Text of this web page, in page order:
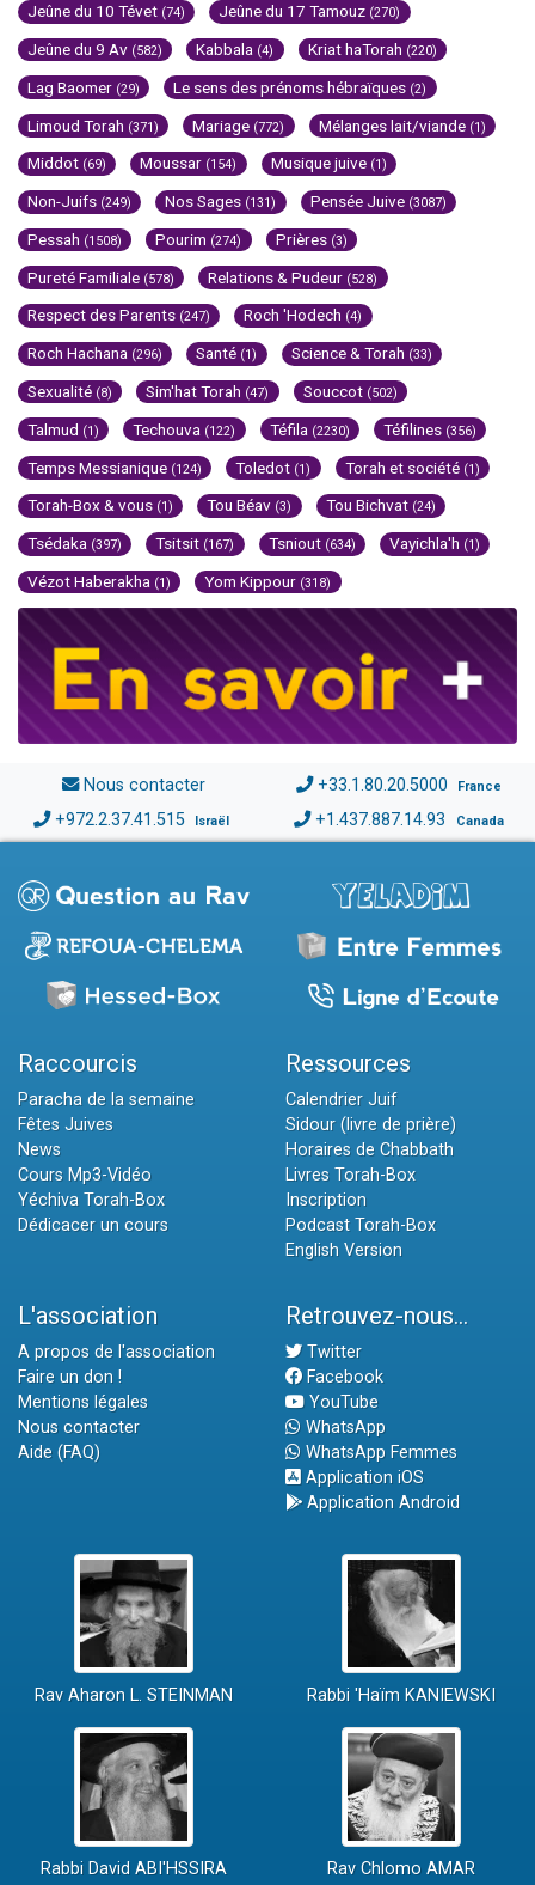
Jeûne du 10 Tévet (74) Jeûne du 17 Tamouz (270)
Jeûne du 9 Av (582) Kabbala (4) Kriat haTorah (220)
Lag Baomer (29) Le sens des prénoms hébraïques (2)
Limoud Torah (371) Mariage (772) Mélanges lait/viande (1)
Middot (69) Moussar (154) Musique juive (1)
Non-Juifs (249) Nos Sages (131) Pensée Juive (3087)
Pessah (1508) Pourim (274) Prières (3)
Pureté Familiale (578) Relations & Pudeur (528)
Respect des Parents (247) Roch 'Hodech (4)
Roch Hachana (296) Santé (1) Science & Torah (33)
Sexualité (8) Sim'hat Torah (47) Souccot (502)
Talmud (1) Techouva (122) Téfila (2230) Téfilines (356)
Temps Messianique (124) Toledot (1) Torah et société (1)
Torah-Box & vous (1) Tou Béav (3) Tou Bichvat (24)
Tsédaka (397) Tsitsit (167) Tsniout (634) Vayichla'h (1)
Vézot Haberakha (1) Yom Kippour (318)
Nous contacter +33.1.80.20.5000 France
+972.2.37.41.515 Israël +1.437.887.14.93 Canada
Raccourcis
Paracha de la semaine
Fêtes Juives
News
Cours Mp3-Vidéo
Yéchiva Torah-Box
Dédicacer un cours
Ressources
Calendrier Juif
Sidour (livre de prière)
Horaires de Chabbath
Livres Torah-Box
Inscription
Podcast Torah-Box
English Version
L'association
A propos de l'association
Faire un don !
Mentions légales
Nous contacter
Aide (FAQ)
Retrouvez-nous...
Twitter
Facebook
YouTube
WhatsApp
WhatsApp Femmes
Application iOS
Application Android
Rav Aharon L. STEINMAN Rabbi 'Haïm KANIEWSKI
Rabbi David ABI'HSSIRA Rav Chlomo AMAR